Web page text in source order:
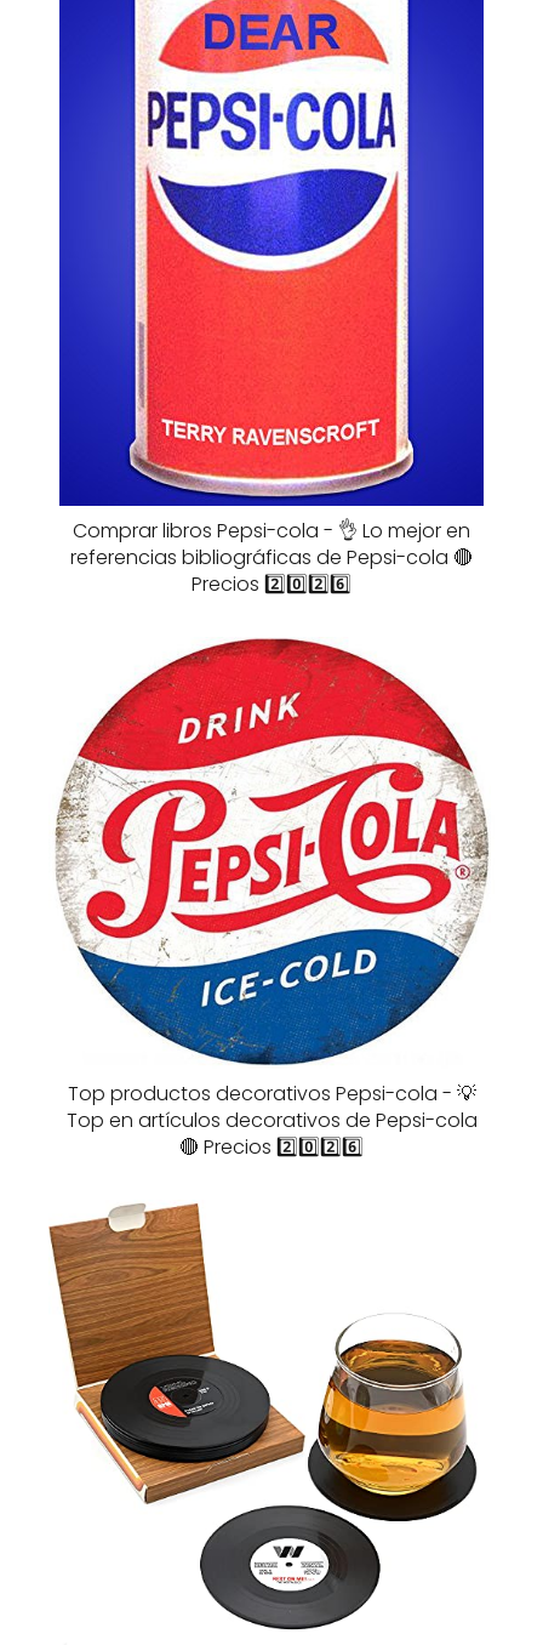
Comprar libros Pepsi-cola - 👌 Lo mejor en
referencias bibliográficas de Pepsi-cola 🔴
Precios 2️⃣0️⃣2️⃣6️⃣
Top productos decorativos Pepsi-cola - 💡
Top en artículos decorativos de Pepsi-cola
🔴 Precios 2️⃣0️⃣2️⃣6️⃣